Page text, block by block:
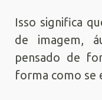
Isso significa
de imagem,
pensado de
forma como se